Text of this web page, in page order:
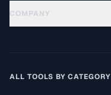
COMPANY
ALL TOOLS BY CATEGORY